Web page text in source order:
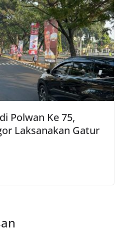
Polwan Ke 75,
Laksanakan Gatur